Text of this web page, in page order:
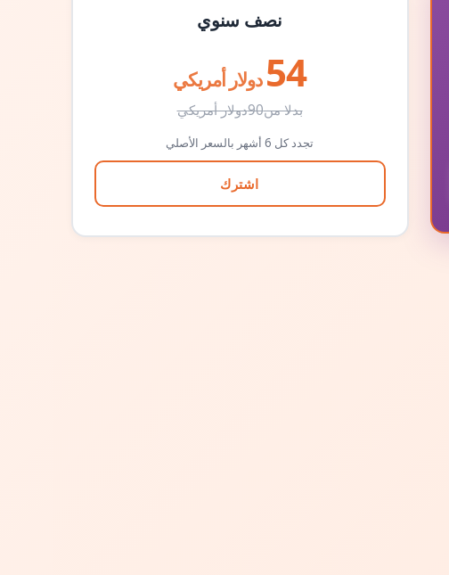
نصف سنوي
54 دولار أمريكي
بدلا من90دولار أمريكي
تجدد كل 6 أشهر بالسعر الأصلي
اشترك